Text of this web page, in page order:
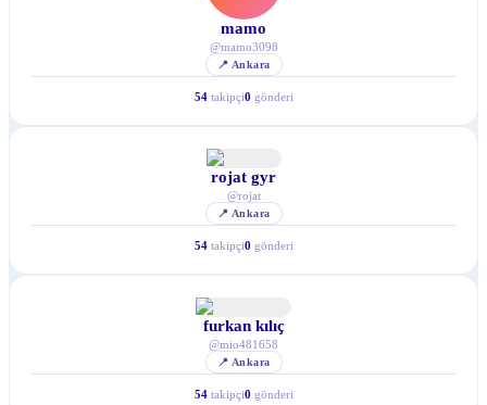
mamo
@mamo3098
📍 Ankara
54 takipçi0 gönderi
rojat gyr
@rojat
📍 Ankara
54 takipçi0 gönderi
furkan kılıç
@mio481658
📍 Ankara
54 takipçi0 gönderi